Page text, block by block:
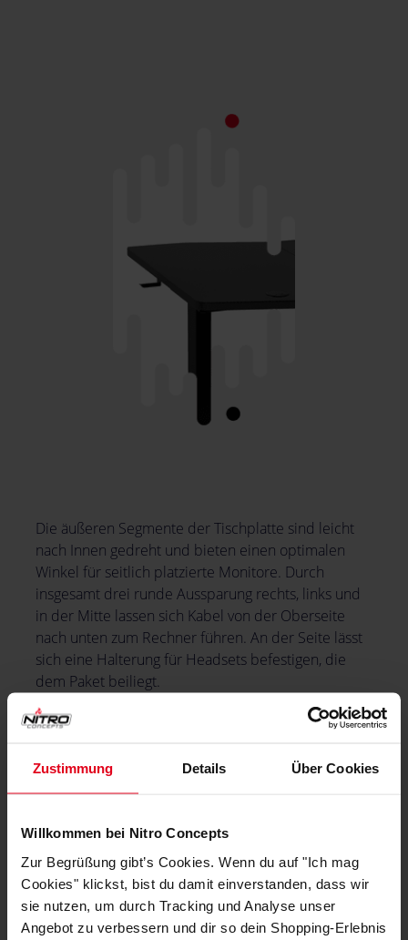
Zustimmung Details Über Cookies
Willkommen bei Nitro Concepts
Zur Begrüßung gibt’s Cookies. Wenn du auf "Ich mag
Cookies" klickst, bist du damit einverstanden, dass wir
sie nutzen, um durch Tracking und Analyse unser
Angebot zu verbessern und dir so dein Shopping-Erlebnis
Die äußeren Segmente der Tischplatte sind leicht
nach Innen gedreht und bieten einen optimalen
Winkel für seitlich platzierte Monitore. Durch
insgesamt drei runde Aussparung rechts, links und
in der Mitte lassen sich Kabel von der Oberseite
nach unten zum Rechner führen. An der Seite lässt
sich eine Halterung für Headsets befestigen, die
dem Paket beiliegt.